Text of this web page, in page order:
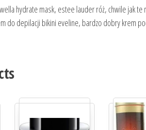
hydrate mask, estee lauder róż, chwile jak te
do depilacji bikini eveline, bardzo dobry krem